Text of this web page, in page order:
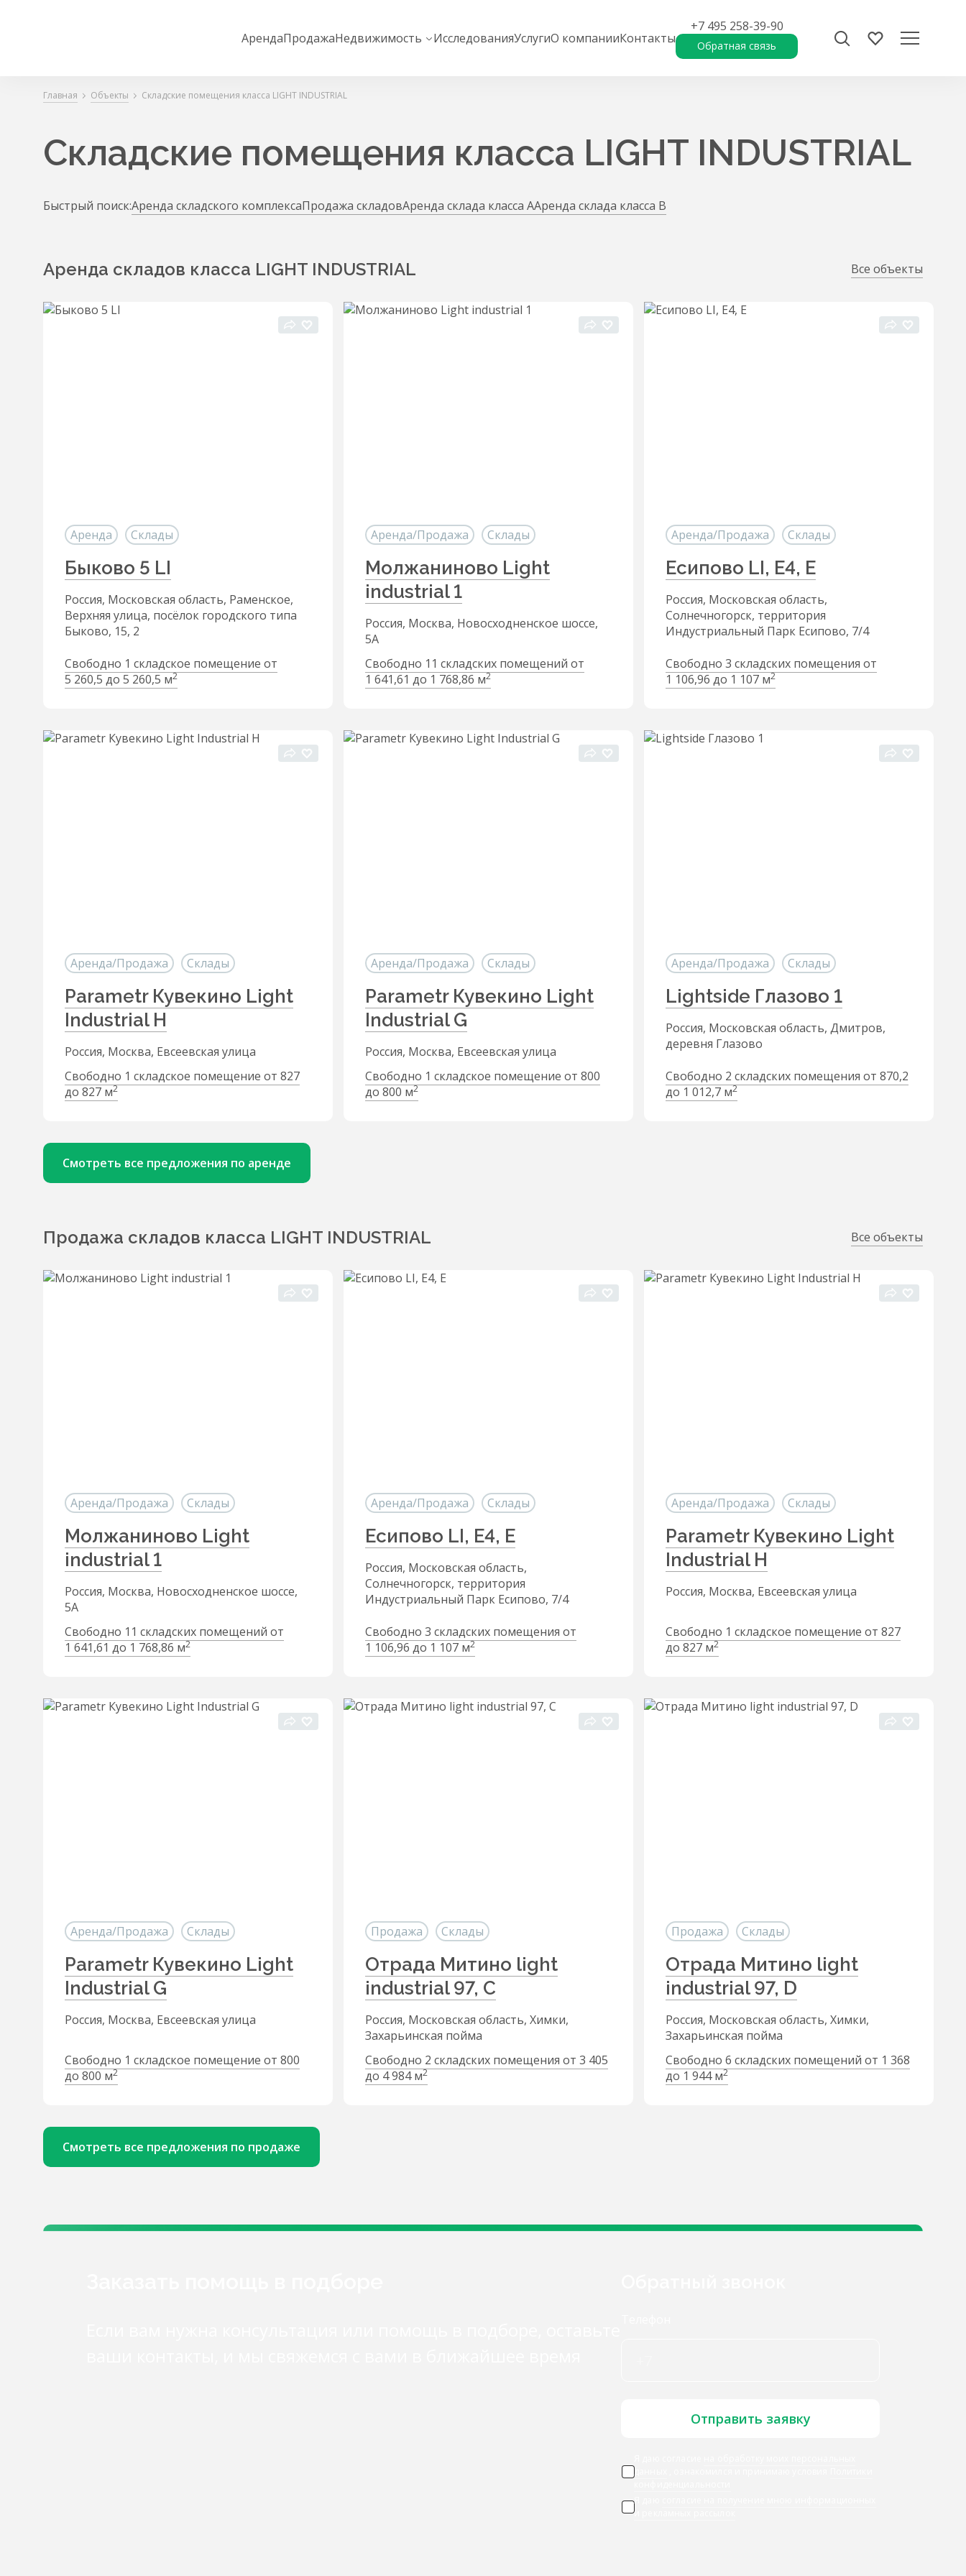
АрендаПродажаНедвижимость ИсследованияУслугиО компанииКонтакты
+7 495 258-39-90
Обратная связь
Главная Объекты Складские помещения класса LIGHT INDUSTRIAL
Складские помещения класса LIGHT INDUSTRIAL
Быстрый поиск:Аренда складского комплексаПродажа складовАренда склада класса ААренда склада класса B
Аренда складов класса LIGHT INDUSTRIAL Все объекты
Аренда Склады
Быково 5 LI
Россия, Московская область, Раменское,
Верхняя улица, посёлок городского типа
Быково, 15, 2
Свободно 1 складское помещение от
5 260,5 до 5 260,5 м2
Аренда/Продажа Склады
Молжаниново Light
industrial 1
Россия, Москва, Новосходненское шоссе,
5А
Свободно 11 складских помещений от
1 641,61 до 1 768,86 м2
Аренда/Продажа Склады
Есипово LI, Е4, Е
Россия, Московская область,
Солнечногорск, территория
Индустриальный Парк Есипово, 7/4
Свободно 3 складских помещения от
1 106,96 до 1 107 м2
Аренда/Продажа Склады
Parametr Кувекино Light
Industrial H
Россия, Москва, Евсеевская улица
Свободно 1 складское помещение от 827
до 827 м2
Аренда/Продажа Склады
Parametr Кувекино Light
Industrial G
Россия, Москва, Евсеевская улица
Свободно 1 складское помещение от 800
до 800 м2
Аренда/Продажа Склады
Lightside Глазово 1
Россия, Московская область, Дмитров,
деревня Глазово
Свободно 2 складских помещения от 870,2
до 1 012,7 м2
Смотреть все предложения по аренде
Продажа складов класса LIGHT INDUSTRIAL Все объекты
Аренда/Продажа Склады
Молжаниново Light
industrial 1
Россия, Москва, Новосходненское шоссе,
5А
Свободно 11 складских помещений от
1 641,61 до 1 768,86 м2
Аренда/Продажа Склады
Есипово LI, Е4, Е
Россия, Московская область,
Солнечногорск, территория
Индустриальный Парк Есипово, 7/4
Свободно 3 складских помещения от
1 106,96 до 1 107 м2
Аренда/Продажа Склады
Parametr Кувекино Light
Industrial H
Россия, Москва, Евсеевская улица
Свободно 1 складское помещение от 827
до 827 м2
Аренда/Продажа Склады
Parametr Кувекино Light
Industrial G
Россия, Москва, Евсеевская улица
Свободно 1 складское помещение от 800
до 800 м2
Продажа Склады
Отрада Митино light
industrial 97, С
Россия, Московская область, Химки,
Захарьинская пойма
Свободно 2 складских помещения от 3 405
до 4 984 м2
Продажа Склады
Отрада Митино light
industrial 97, D
Россия, Московская область, Химки,
Захарьинская пойма
Свободно 6 складских помещений от 1 368
до 1 944 м2
Смотреть все предложения по продаже
Отправить заявку
данных
Я даю
и рекламных рассылок